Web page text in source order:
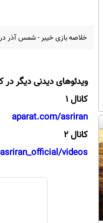
خلاصه بازی خیبر - شمس آذر درچاوب
ویدئوهای دیدنی دیگر در
کانال 1
aparat.com/asriran
کانال 2
videos